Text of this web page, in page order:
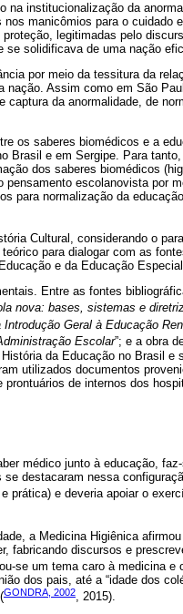
na institucionalização da
manicômios para o cuidado
legitimadas pelo
se solidificava de uma nação
por meio da tessitura da
nação. Assim como em São
da anormalidade, de
os saberes biomédicos e a
Brasil e em Sergipe. Para
dos saberes biomédicos
escolanovista por
para normalização da
Cultural, considerando o
para dialogar com as
e da Educação
Entre as fontes
nova: bases, sistemas e
Geral à Educação
Escolar”; e a obra
da Educação no Brasil e
utilizados documentos
de internos dos
médico junto à educação,
destacaram nessa
prática) e deveria apoiar o
a Medicina Higiênica
fabricando discursos e
se um tema caro à medicina e
dos pais, até a “idade dos
GONDRA, 2002, 2015).